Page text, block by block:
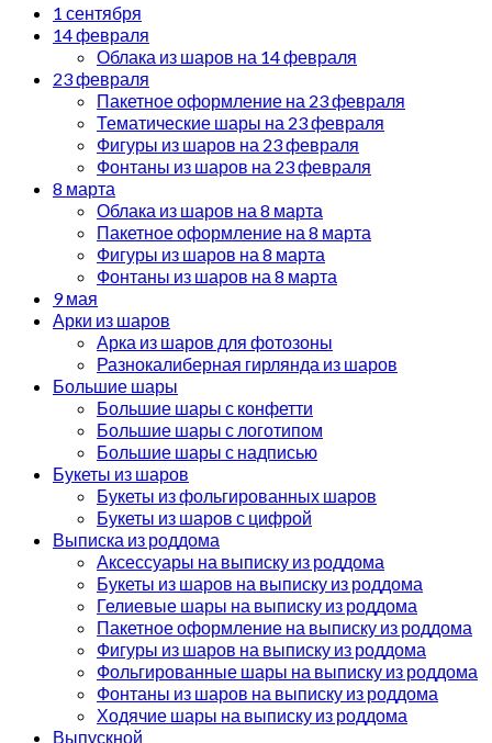
1 сентября
14 февраля
Облака из шаров на 14 февраля
23 февраля
Пакетное оформление на 23 февраля
Тематические шары на 23 февраля
Фигуры из шаров на 23 февраля
Фонтаны из шаров на 23 февраля
8 марта
Облака из шаров на 8 марта
Пакетное оформление на 8 марта
Фигуры из шаров на 8 марта
Фонтаны из шаров на 8 марта
9 мая
Арки из шаров
Арка из шаров для фотозоны
Разнокалиберная гирлянда из шаров
Большие шары
Большие шары с конфетти
Большие шары с логотипом
Большие шары с надписью
Букеты из шаров
Букеты из фольгированных шаров
Букеты из шаров с цифрой
Выписка из роддома
Аксессуары на выписку из роддома
Букеты из шаров на выписку из роддома
Гелиевые шары на выписку из роддома
Пакетное оформление на выписку из роддома
Фигуры из шаров на выписку из роддома
Фольгированные шары на выписку из роддома
Фонтаны из шаров на выписку из роддома
Ходячие шары на выписку из роддома
Выпускной